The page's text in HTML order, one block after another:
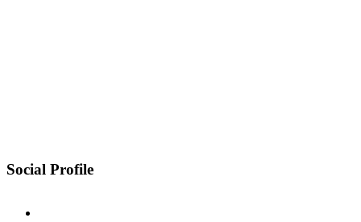
Social Profile